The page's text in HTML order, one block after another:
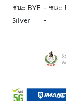
ชนะ BYE - ชนะ
Silver
-